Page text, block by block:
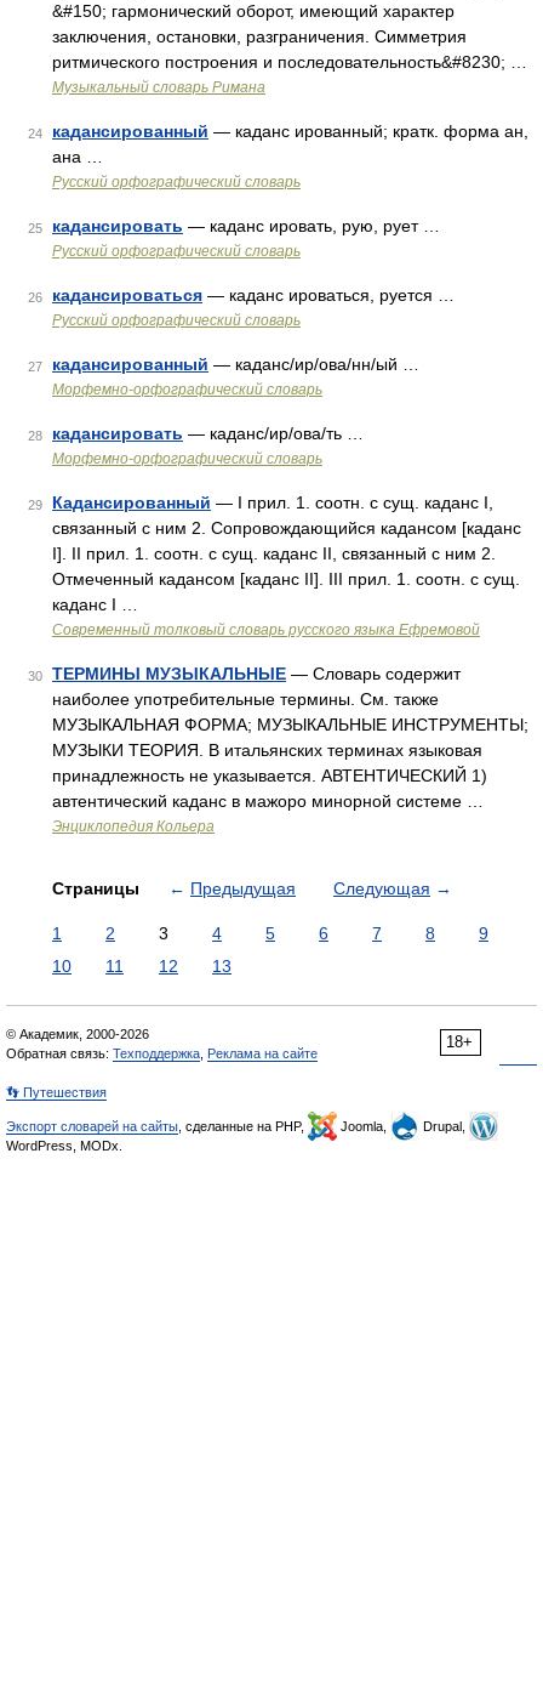
&#150; гармонический оборот, имеющий характер
заключения, остановки, разграничения. Симметрия
ритмического построения и последовательность&#8230; …
Музыкальный словарь Римана
24 кадансированный — каданс ированный; кратк. форма ан,
ана …
Русский орфографический словарь
25 кадансировать — каданс ировать, рую, рует …
Русский орфографический словарь
26 кадансироваться — каданс ироваться, руется …
Русский орфографический словарь
27 кадансированный — каданс/ир/ова/нн/ый …
Морфемно-орфографический словарь
28 кадансировать — каданс/ир/ова/ть …
Морфемно-орфографический словарь
29 Кадансированный — I прил. 1. соотн. с сущ. каданс I,
связанный с ним 2. Сопровождающийся кадансом [каданс
I]. II прил. 1. соотн. с сущ. каданс II, связанный с ним 2.
Отмеченный кадансом [каданс II]. III прил. 1. соотн. с сущ.
каданс I …
Современный толковый словарь русского языка Ефремовой
30 ТЕРМИНЫ МУЗЫКАЛЬНЫЕ — Словарь содержит
наиболее употребительные термины. См. также
МУЗЫКАЛЬНАЯ ФОРМА; МУЗЫКАЛЬНЫЕ ИНСТРУМЕНТЫ;
МУЗЫКИ ТЕОРИЯ. В итальянских терминах языковая
принадлежность не указывается. АВТЕНТИЧЕСКИЙ 1)
автентический каданс в мажоро минорной системе …
Энциклопедия Кольера
Страницы ← Предыдущая Следующая →
1 2 3 4 5 6 7 8
9
10
11 12 13
18+
© Академик, 2000-2026
Обратная связь: Техподдержка Реклама на сайте
👣 Путешествия
Экспорт словарей на сайты , сделанные на PHP, Joomla,
Drupal,
WordPress, MODx.